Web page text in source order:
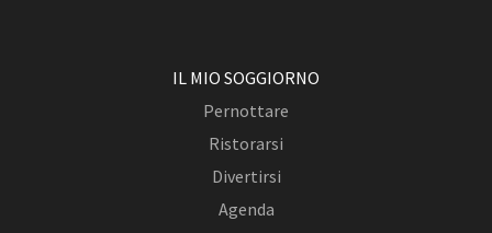
IL MIO SOGGIORNO
Pernottare
Ristorarsi
Divertirsi
Agenda